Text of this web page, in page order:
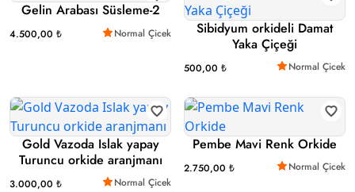
Gelin Arabası Süsleme-2
4.500,00 ₺ Normal Çicek
Sibidyum orkideli Damat
Yaka Çiçeği
500,00 ₺ Normal Çicek
Gold Vazoda Islak yapay
Turuncu orkide aranjmanı
3.000,00 ₺ Normal Çicek
Pembe Mavi Renk Orkide
2.750,00 ₺ Normal Çicek